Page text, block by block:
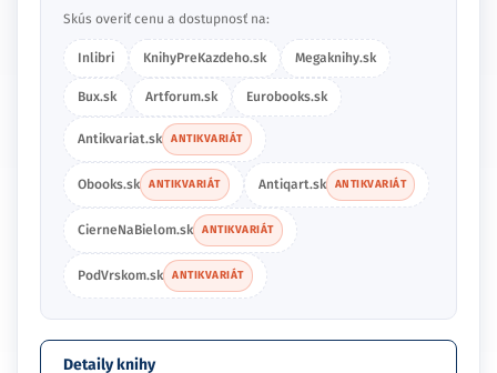
Skús overiť cenu a dostupnosť na:
Inlibri KnihyPreKazdeho.sk Megaknihy.sk
Bux.sk Artforum.sk Eurobooks.sk
Antikvariat.sk ANTIKVARIÁT
Obooks.sk ANTIKVARIÁT Antiqart.sk ANTIKVARIÁT
CierneNaBielom.sk ANTIKVARIÁT
PodVrskom.sk ANTIKVARIÁT
Detaily knihy